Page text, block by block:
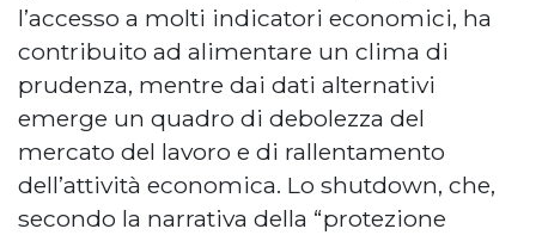
l’accesso a molti indicatori economici, ha
contribuito ad alimentare un clima di
prudenza, mentre dai dati alternativi
emerge un quadro di debolezza del
mercato del lavoro e di rallentamento
dell’attività economica. Lo shutdown, che,
secondo la narrativa della “protezione